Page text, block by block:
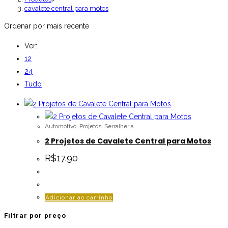
cavalete central para motos
Ordenar por mais recente
Ver:
12
24
Tudo
Automotivo, Projetos, Serralheria
2 Projetos de Cavalete Central para Motos
R$17.90
Adicionar ao carrinho
Filtrar por preço